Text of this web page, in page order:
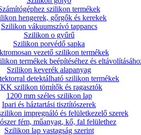
szilikon termékek
hengerek, gőrgők és kerekek
Szilikon vákuumszívó tappancs
Szilikon o gyűrű
Szilikon porvédő sapka
vezető szilikon termékek
termékek beépítéséhez és
Szilikon keverék alapanyag
detektálható szilikon termékek
szilikon tömítők és ragasztók
1200 mm széles szilikon lap
Ipari és háztartási tisztítószerek
impregnáló és felületkezelő szerek
fém, műanyag, kő, fal felülethez
Szilikon lap vastagság szerint